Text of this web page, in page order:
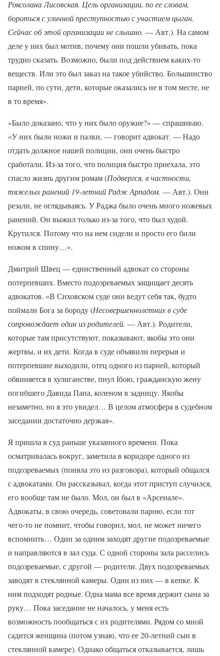
Роксолана Лисовская. Цель организации, по ее словам,
бороться с уличной преступностью с участием цыган.
Сейчас об этой организации не слышно. — Авт.). На самом
деле у них был мотив, почему они пошли убивать, пока
трудно сказать. Возможно, были под действием каких-то
веществ. Или это был заказ на такое убийство. Большинство
парней, по сути, дети, которые оказались не в том месте, не
в то время».
«Было доказано, что у них было оружие?» — спрашиваю.
«У них были ножи и палки, — говорит адвокат. — Надо
отдать должное нашей полиции, они очень быстро
сработали. Из-за того, что полиция быстро приехала, это
спасло жизнь другим ромам (Подвергся, в частности,
тяжелых ранений 19-летний Радж Арпадом. — Авт.). Они
резали, не оглядываясь. У Раджа было очень много ножевых
ранений. Он выжил только из-за того, что был худой.
Крутился. Потому что на нем сидели и просто его били
ножом в спину…».
Дмитрий Швец — единственный адвокат со стороны
потерпевших. Вместо подозреваемых защищает десять
адвокатов. «В Сиховском суде они ведут себя так, будто
поймали Бога за бороду (Несовершеннолетних в суде
сопровождает один из родителей. — Авт.). Родители,
которые там присутствуют, показывают, якобы это они
жертвы, и их дети. Когда в суде объявили перерыв и
потерпевшие выходили, отец одного из парней, который
обвиняется в хулиганстве, пнул Ібою, гражданскую жену
погибшего Давида Папа, коленом в задницу. Якобы
незаметно, но я это увидел… В целом атмосфера в судебном
заседании достаточно дерзкая».
Я пришла в суд раньше указанного времени. Пока
осматривалась вокруг, заметила в коридоре одного из
подозреваемых (поняла это из разговора), который общался
с адвокатами. Он рассказывал, когда этот приступ случился,
его вообще там не было. Мол, он был в «Арсенале».
Адвокаты, в свою очередь, советовали парню, если тот
чего-то не помнит, чтобы говорил, мол, не может ничего
вспомнить… Один за одним заходят другие подозреваемые
и направляются в зал суда. С одной стороны зала расселись
подозреваемые, с другой — родители. Двух подозреваемых
заводят в стеклянной камеры. Один из них — в кепке. К
ним подходят родные. Одна мама все время держит сына за
руку… Пока заседание не началось, у меня есть
возможность пообщаться с их родителями. Рядом со мной
садится женщина (потом узнаю, что ее 20-летний сын в
стеклянной камере). Однако общаться отказывается, лишь